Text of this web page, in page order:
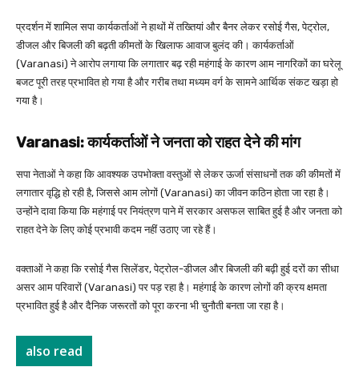
प्रदर्शन में शामिल सपा कार्यकर्ताओं ने हाथों में तख्तियां और बैनर लेकर रसोई गैस, पेट्रोल,
डीजल और बिजली की बढ़ती कीमतों के खिलाफ आवाज बुलंद की। कार्यकर्ताओं
(Varanasi) ने आरोप लगाया कि लगातार बढ़ रही महंगाई के कारण आम नागरिकों का घरेलू
बजट पूरी तरह प्रभावित हो गया है और गरीब तथा मध्यम वर्ग के सामने आर्थिक संकट खड़ा हो
गया है।
Varanasi: कार्यकर्ताओं ने जनता को राहत देने की मांग
सपा नेताओं ने कहा कि आवश्यक उपभोक्ता वस्तुओं से लेकर ऊर्जा संसाधनों तक की कीमतों में
लगातार वृद्धि हो रही है, जिससे आम लोगों (Varanasi) का जीवन कठिन होता जा रहा है।
उन्होंने दावा किया कि महंगाई पर नियंत्रण पाने में सरकार असफल साबित हुई है और जनता को
राहत देने के लिए कोई प्रभावी कदम नहीं उठाए जा रहे हैं।
वक्ताओं ने कहा कि रसोई गैस सिलेंडर, पेट्रोल-डीजल और बिजली की बढ़ी हुई दरों का सीधा
असर आम परिवारों (Varanasi) पर पड़ रहा है। महंगाई के कारण लोगों की क्रय क्षमता
प्रभावित हुई है और दैनिक जरूरतों को पूरा करना भी चुनौती बनता जा रहा है।
also read